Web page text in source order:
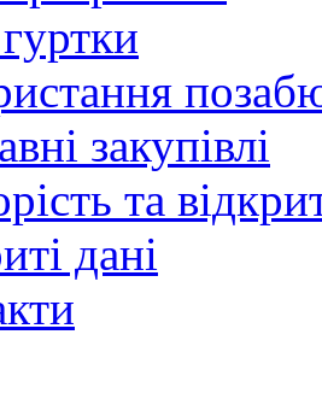
закупівлі
та
дані